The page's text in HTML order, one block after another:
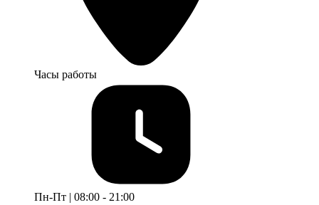
Часы работы
Пн-Пт | 08:00 - 21:00